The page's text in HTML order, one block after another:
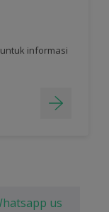
untuk informasi
us